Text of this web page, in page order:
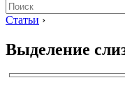
Статьи ›
Выделение